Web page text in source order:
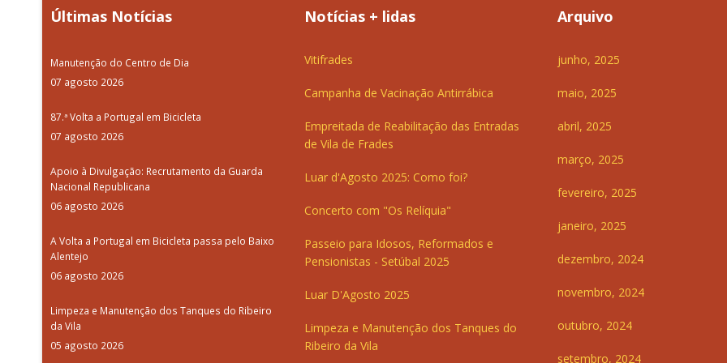
Últimas Notícias
Manutenção do Centro de Dia
07 agosto 2026
87.ª Volta a Portugal em Bicicleta
07 agosto 2026
Apoio à Divulgação: Recrutamento da Guarda
Nacional Republicana
06 agosto 2026
A Volta a Portugal em Bicicleta passa pelo Baixo
Alentejo
06 agosto 2026
Limpeza e Manutenção dos Tanques do Ribeiro
da Vila
05 agosto 2026
Notícias + lidas
Vitifrades
Campanha de Vacinação Antirrábica
Empreitada de Reabilitação das Entradas
de Vila de Frades
Luar d'Agosto 2025: Como foi?
Concerto com "Os Relíquia"
Passeio para Idosos, Reformados e
Pensionistas - Setúbal 2025
Luar D'Agosto 2025
Limpeza e Manutenção dos Tanques do
Ribeiro da Vila
Arquivo
junho, 2025
maio, 2025
abril, 2025
março, 2025
fevereiro, 2025
janeiro, 2025
dezembro, 2024
novembro, 2024
outubro, 2024
setembro, 2024